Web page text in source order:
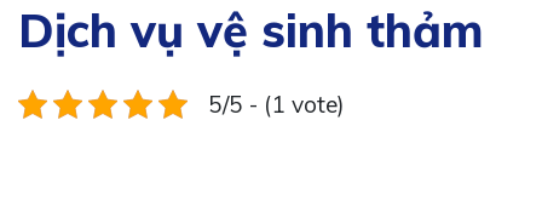
Dịch vụ vệ sinh thảm
5/5 - (1 vote)